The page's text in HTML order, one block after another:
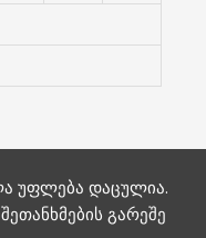
უფლება დაცულია.
გარეშე